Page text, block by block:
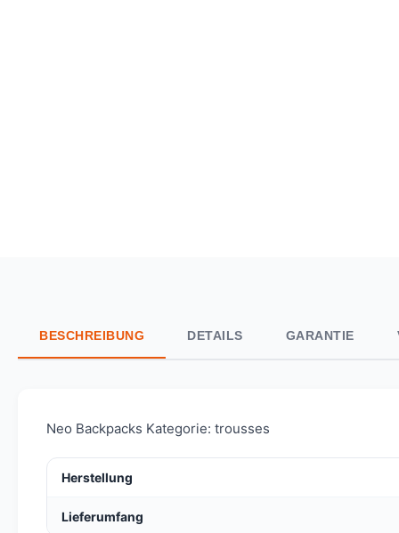
BESCHREIBUNG DETAILS GARANTIE
Neo Backpacks Kategorie: trousses
Herstellung
Lieferumfang